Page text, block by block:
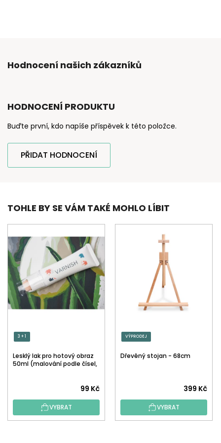
Hodnocení našich zákazníků
HODNOCENÍ PRODUKTU
Buďte první, kdo napíše příspěvek k této položce.
PŘIDAT HODNOCENÍ
TOHLE BY SE VÁM TAKÉ MOHLO LÍBIT
3 + 1
Lesklý lak pro hotový obraz
50ml (malování podle čísel,
hodnocení
produktu
je
99 Kč
VYBRAT
VÝPRODEJ
Dřevěný stojan - 68cm
399 Kč
VYBRAT